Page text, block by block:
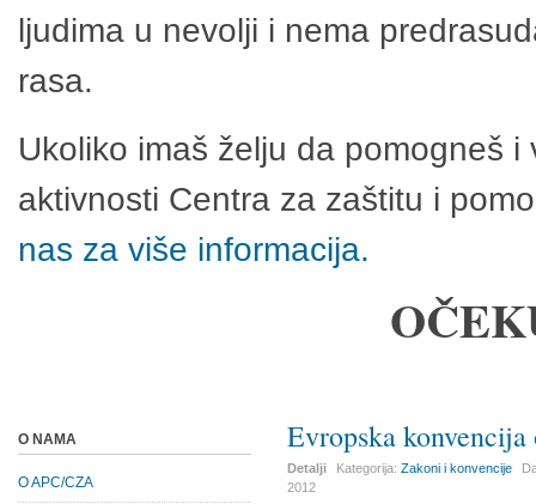
ljudima u nevolji i nema
rasa.
Ukoliko imaš želju da pomogneš
aktivnosti Centra za zaštitu i
nas za više informacija.
Evropska
Detalji Kategorija:Zakoni i konvencije
2012
O NAMA
O APC/CZA